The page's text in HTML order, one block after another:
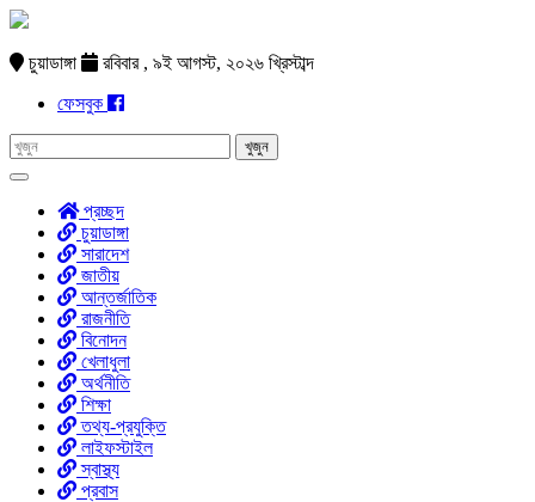
চুয়াডাঙ্গা
রবিবার , ৯ই আগস্ট, ২০২৬ খ্রিস্টাব্দ
ফেসবুক
প্রচ্ছদ
চুয়াডাঙ্গা
সারাদেশ
জাতীয়
আন্তর্জাতিক
রাজনীতি
বিনোদন
খেলাধুলা
অর্থনীতি
শিক্ষা
তথ্য-প্রযুক্তি
লাইফস্টাইল
স্বাস্থ্য
প্রবাস